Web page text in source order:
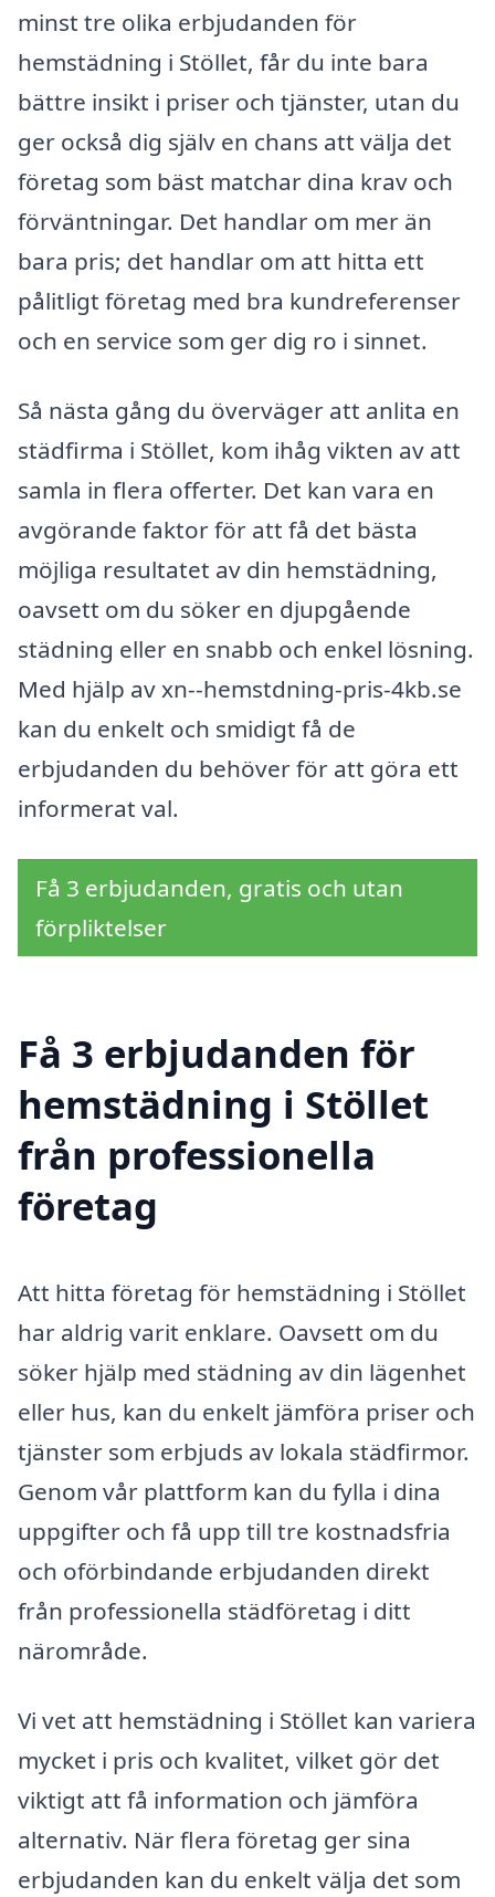
minst tre olika erbjudanden för
hemstädning i Stöllet, får du inte bara
bättre insikt i priser och tjänster, utan du
ger också dig själv en chans att välja det
företag som bäst matchar dina krav och
förväntningar. Det handlar om mer än
bara pris; det handlar om att hitta ett
pålitligt företag med bra kundreferenser
och en service som ger dig ro i sinnet.
Så nästa gång du överväger att anlita en
städfirma i Stöllet, kom ihåg vikten av att
samla in flera offerter. Det kan vara en
avgörande faktor för att få det bästa
möjliga resultatet av din hemstädning,
oavsett om du söker en djupgående
städning eller en snabb och enkel lösning.
Med hjälp av xn--hemstdning-pris-4kb.se
kan du enkelt och smidigt få de
erbjudanden du behöver för att göra ett
informerat val.
Få 3 erbjudanden, gratis och utan
förpliktelser
Få 3 erbjudanden för
hemstädning i Stöllet
från professionella
företag
Att hitta företag för hemstädning i Stöllet
har aldrig varit enklare. Oavsett om du
söker hjälp med städning av din lägenhet
eller hus, kan du enkelt jämföra priser och
tjänster som erbjuds av lokala städfirmor.
Genom vår plattform kan du fylla i dina
uppgifter och få upp till tre kostnadsfria
och oförbindande erbjudanden direkt
från professionella städföretag i ditt
närområde.
Vi vet att hemstädning i Stöllet kan variera
mycket i pris och kvalitet, vilket gör det
viktigt att få information och jämföra
alternativ. När flera företag ger sina
erbjudanden kan du enkelt välja det som